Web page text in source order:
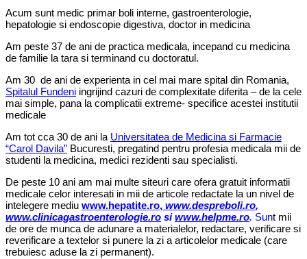
Acum sunt medic primar boli interne, gastroenterologie,
hepatologie si endoscopie digestiva, doctor in medicina
Am peste 37 de ani de practica medicala, incepand cu medicina
de familie la tara si terminand cu doctoratul.
Am 30 de ani de experienta in cel mai mare spital din Romania,
Spitalul Fundeni ingrijind cazuri de complexitate diferita – de la cele
mai simple, pana la complicatii extreme- specifice acestei institutii
medicale
Am tot cca 30 de ani la Universitatea de Medicina si Farmacie
“Carol Davila” Bucuresti, pregatind pentru profesia medicala mii de
studenti la medicina, medici rezidenti sau specialisti.
De peste 10 ani am mai multe siteuri care ofera gratuit informatii
medicale celor interesati in mii de articole redactate la un nivel de
intelegere mediu www.hepatite.ro, www.despreboli.ro,
www.clinicagastroenterologie.ro siwww.helpme.ro. Sunt mii
de ore de munca de adunare a materialelor, redactare, verificare si
reverificare a textelor si punere la zi a articolelor medicale (care
trebuiesc aduse la zi permanent).